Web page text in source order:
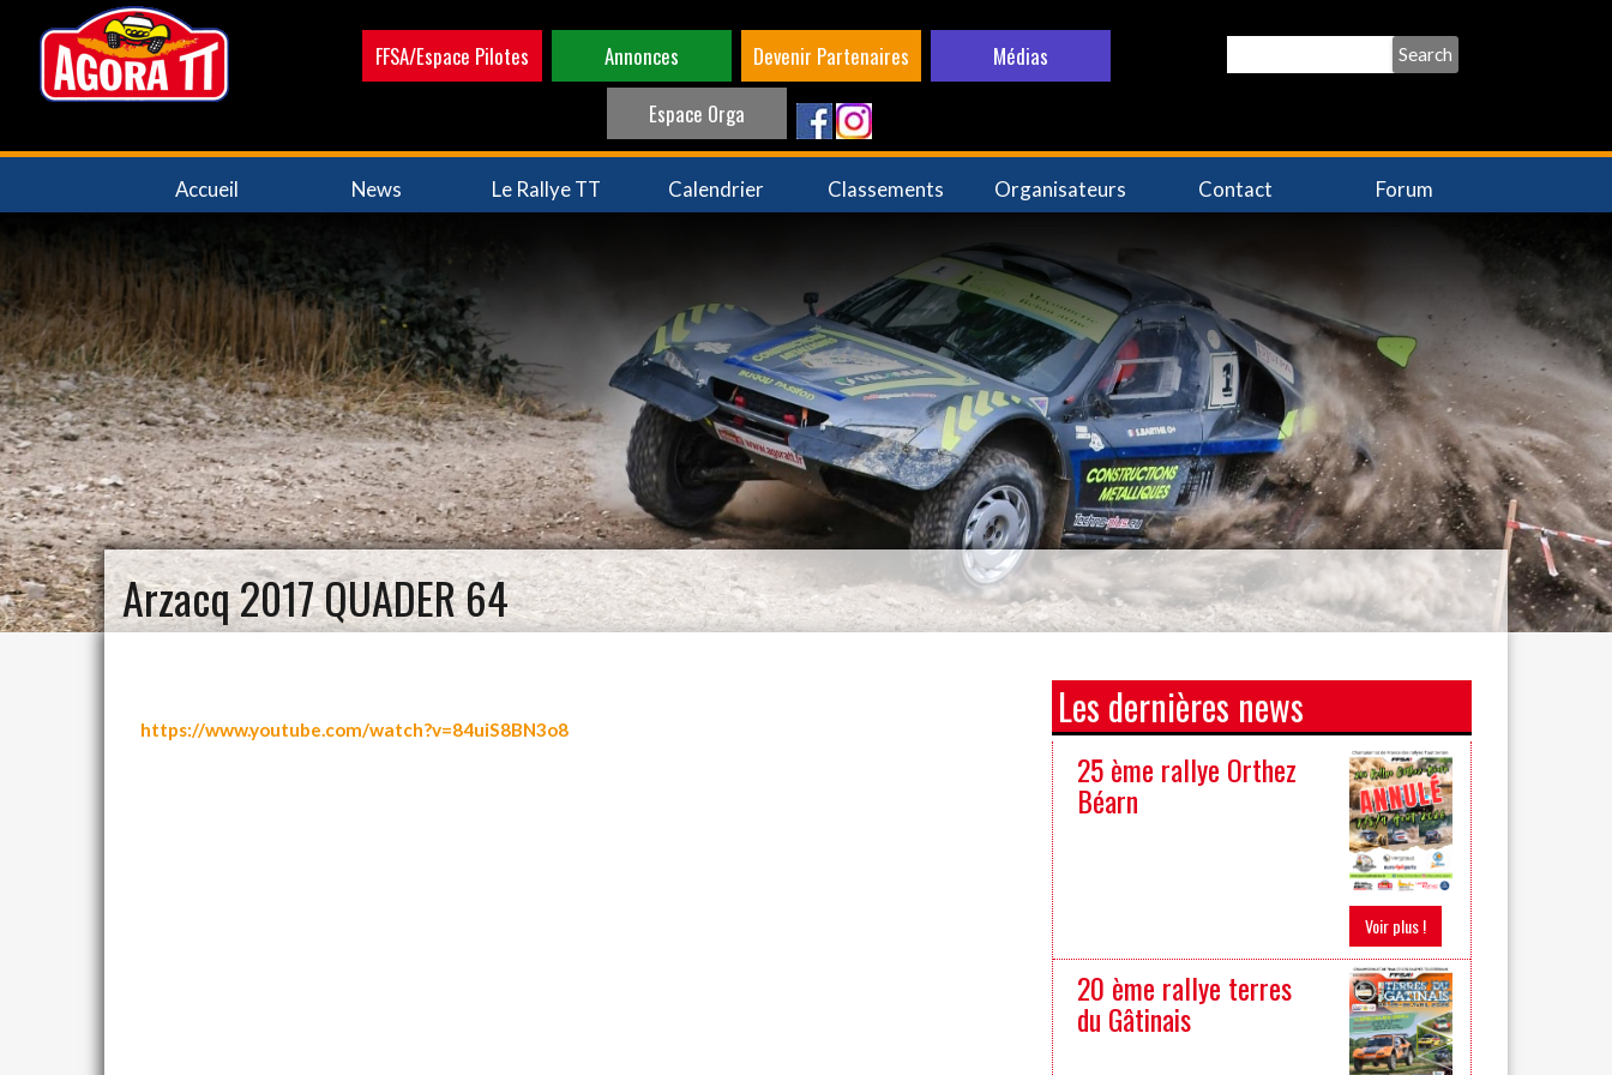
contenu
principal
FFSA/Espace Pilotes Annonces Devenir Partenaires
Médias
Espace Orga
Navigation
principale
Accueil News Le Rallye TT Calendrier Classements Organisateurs Contact Forum
Arzacq 2017 QUADER 64
https://www.youtube.com/watch?v=84uiS8BN3o8 Les dernières news
25 ème rallye Orthez
Béarn
Voir plus !
20 ème rallye terres
du Gâtinais